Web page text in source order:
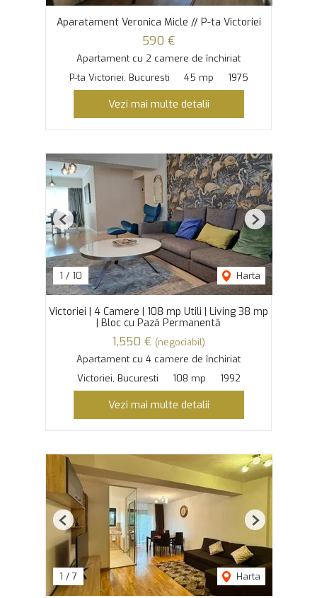
Aparatament Veronica Micle // P-ta Victoriei
590 €
Apartament cu 2 camere de închiriat
P-ta Victoriei, Bucuresti
45 mp 1975
Vezi mai multe detalii
1 / 10 Harta
Previous Next
Victoriei | 4 Camere | 108 mp Utili | Living 38 mp
| Bloc cu Pază Permanentă
1,550 € (negociabil)
Apartament cu 4 camere de închiriat
Victoriei, Bucuresti
108 mp 1992
Vezi mai multe detalii
1 / 7 Harta
Previous Next